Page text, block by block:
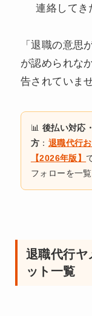
連絡してき
「退職の意思
が認められな
告されていませ
📊 後払い対応
方 ： 退職代行
【2026年版】
フォローを一
退職代行ヤ
ット一覧